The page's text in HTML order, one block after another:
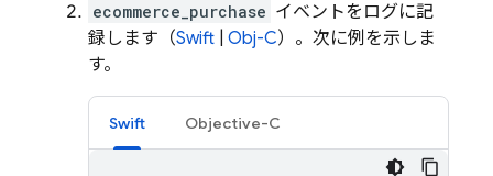
ecommerce_purchase イベントをログに記
録します（Swift Obj-C）。次に例を示しま
す。
Swift Objective-C